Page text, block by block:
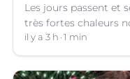
Les jours passent et
très fortes chaleurs
Jusqu’à quand ?
il y a 3 h 1 min